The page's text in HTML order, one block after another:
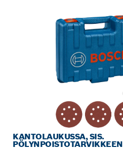
KANTOLAUKUSSA, SIS.
PÖLYNPOISTOTARVIKKEEN